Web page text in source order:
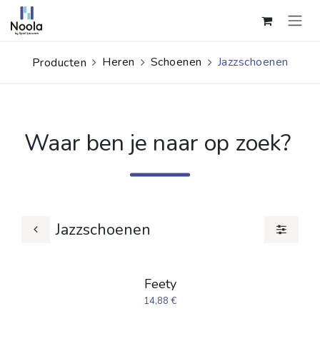
Overslaan naar inhoud
Producten Heren Schoenen Jazzschoenen
Waar ben je naar op zoek?
Jazzschoenen
Feety
14,88 €